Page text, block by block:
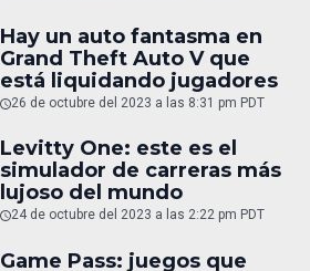
Hay un auto fantasma en
Grand Theft Auto V que
está liquidando jugadores
26 de octubre del 2023 a las 8:31 pm PDT
Levitty One: este es el
simulador de carreras más
lujoso del mundo
24 de octubre del 2023 a las 2:22 pm PDT
Game Pass: juegos que